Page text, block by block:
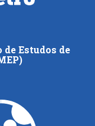
Estudos de